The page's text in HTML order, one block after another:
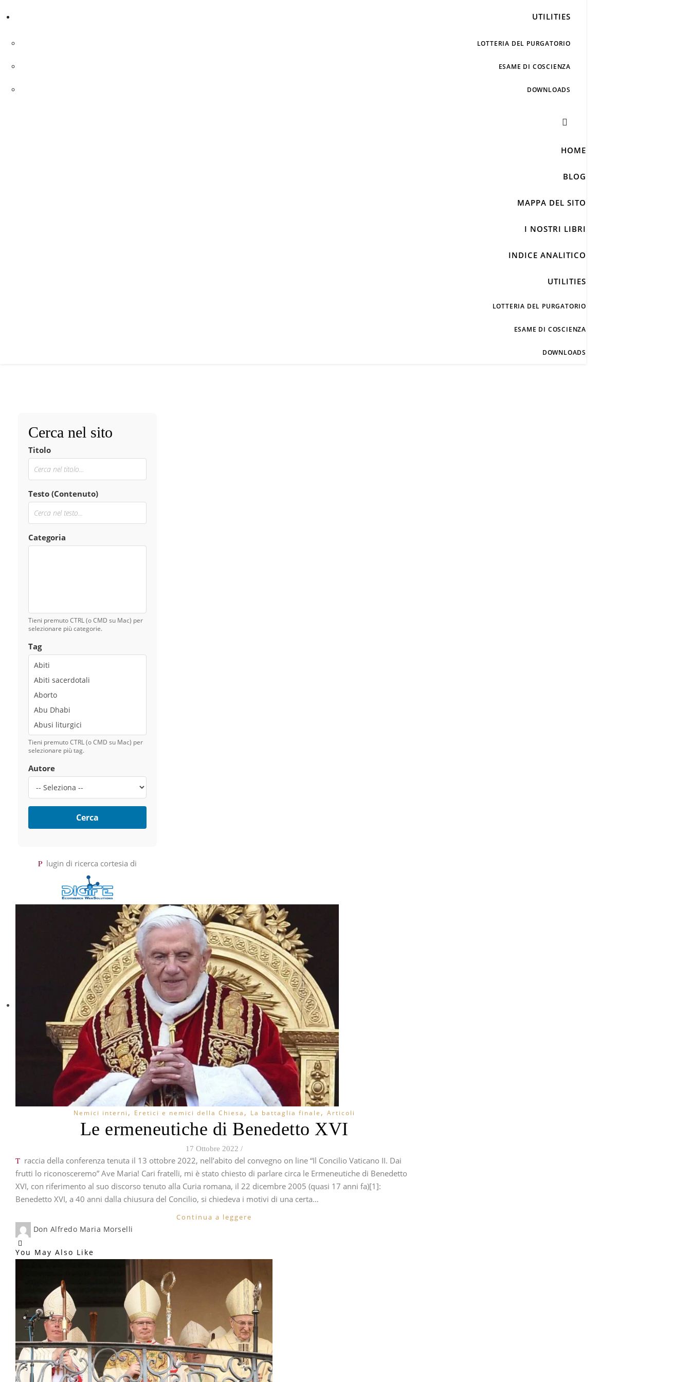
UTILITIES
LOTTERIA DEL PURGATORIO
ESAME DI COSCIENZA
DOWNLOADS
HOME
BLOG
MAPPA DEL SITO
I NOSTRI LIBRI
INDICE ANALITICO
UTILITIES
LOTTERIA DEL PURGATORIO
ESAME DI COSCIENZA
DOWNLOADS
Cerca nel sito
Titolo
Testo (Contenuto)
Categoria
Tieni premuto CTRL (o CMD su Mac) per
selezionare più categorie.
Tag
Tieni premuto CTRL (o CMD su Mac) per
selezionare più tag.
Autore
Cerca
Plugin di ricerca cortesia di
Nemici interni , Eretici e nemici della Chiesa , La battaglia finale , Articoli
Le ermeneutiche di Benedetto XVI
17 Ottobre 2022 /
Traccia della conferenza tenuta il 13 ottobre 2022, nell’abito del convegno on line “Il Concilio Vaticano II. Dai
frutti lo riconosceremo” Ave Maria! Cari fratelli, mi è stato chiesto di parlare circa le Ermeneutiche di Benedetto
XVI, con riferimento al suo discorso tenuto alla Curia romana, il 22 dicembre 2005 (quasi 17 anni fa)[1]:
Benedetto XVI, a 40 anni dalla chiusura del Concilio, si chiedeva i motivi di una certa…
Continua a leggere
Don Alfredo Maria Morselli
You May Also Like